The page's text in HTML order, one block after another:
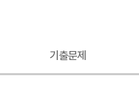
기출문제